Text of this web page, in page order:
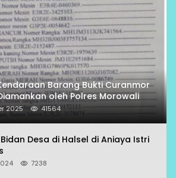
Barang Bukti Curanmor
oleh Polres Morowali
2025 41564
Bidan Desa di Halsel di Aniaya Istri
7238